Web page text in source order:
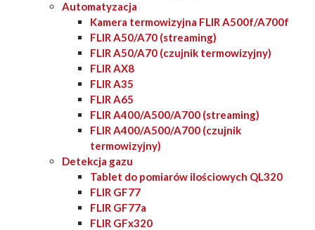
Automatyzacja
Kamera termowizyjna FLIR A500f/A700f
FLIR A50/A70 (streaming)
FLIR A50/A70 (czujnik termowizyjny)
FLIR AX8
FLIR A35
FLIR A65
FLIR A400/A500/A700 (streaming)
FLIR A400/A500/A700 (czujnik
termowizyjny)
Detekcja gazu
Tablet do pomiarów ilościowych QL320
FLIR GF77
FLIR GF77a
FLIR GFx320